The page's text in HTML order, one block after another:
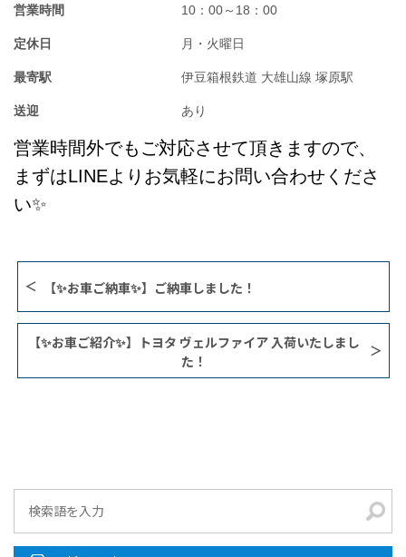
営業時間 10：00～18：00
定休日 月・火曜日
最寄駅 伊豆箱根鉄道 大雄山線 塚原駅
送迎 あり
営業時間外でもご対応させて頂きますので、
まずはLINEよりお気軽にお問い合わせくださ
い✨
【✨お車ご納車✨】ご納車しました！
【✨お車ご紹介✨】トヨタ ヴェルファイア 入荷いたしまし
た！